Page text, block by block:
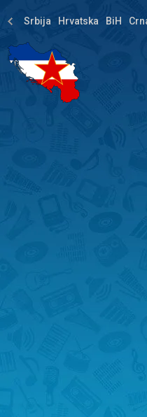
Srbija Hrvatska BiH